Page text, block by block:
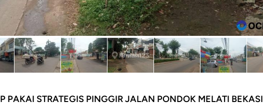
PAKAI STRATEGIS PINGGIR JALAN PONDOK MELATI BEKASI